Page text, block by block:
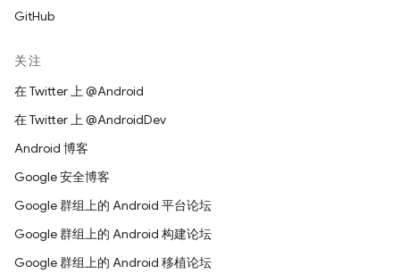
GitHub
关注
在 Twitter 上 @Android
在 Twitter 上 @AndroidDev
Android 博客
Google 安全博客
Google 群组上的 Android 平台论坛
Google 群组上的 Android 构建论坛
Google 群组上的 Android 移植论坛